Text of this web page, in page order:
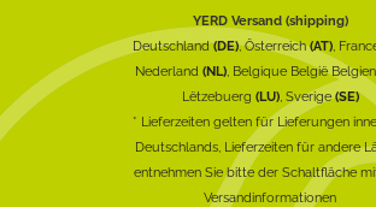
YERD Versand (shipping)
Deutschland(DE), Österreich(AT),
Nederland (NL), Belgique België Belgien
Lëtzebuerg (LU), Sverige(SE)
* Lieferzeiten gelten für Lieferungen
Deutschlands, Lieferzeiten für andere
entnehmen Sie bitte der Schaltfläche
Versandinformationen